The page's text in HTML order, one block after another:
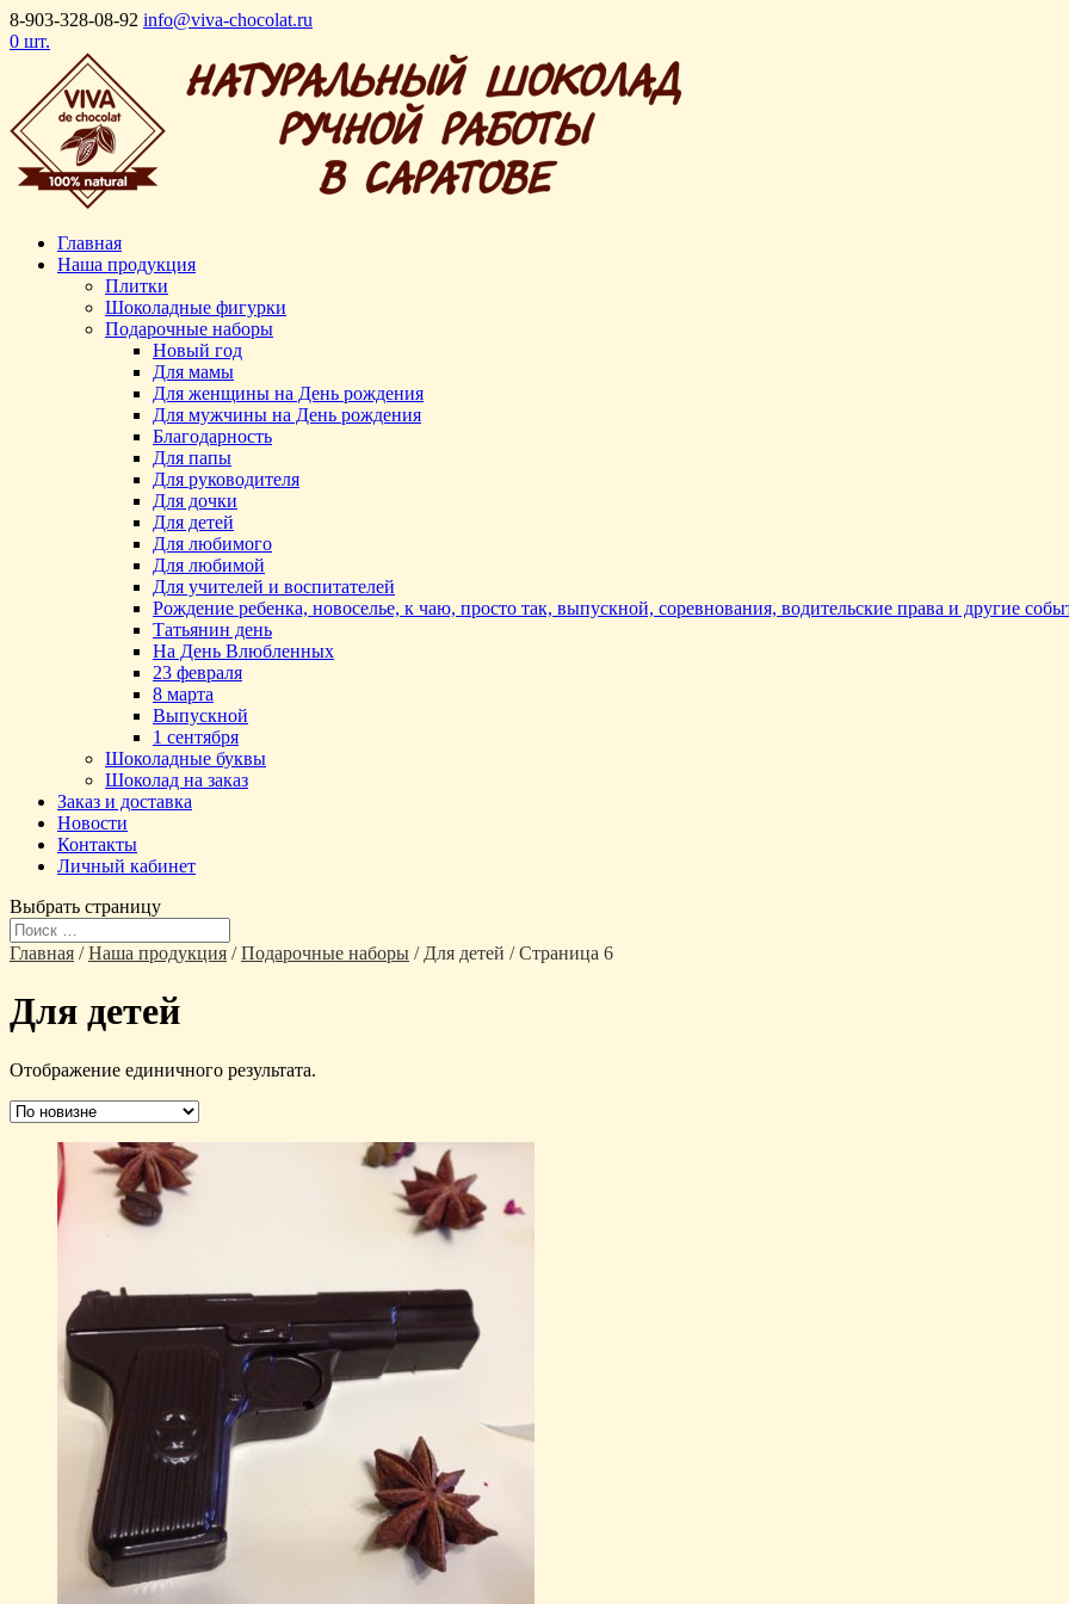
8-903-328-08-92 info@viva-chocolat.ru
0 шт.
Главная
Наша продукция
Плитки
Шоколадные фигурки
Подарочные наборы
Новый год
Для мамы
Для женщины на День рождения
Для мужчины на День рождения
Благодарность
Для папы
Для руководителя
Для дочки
Для детей
Для любимого
Для любимой
Для учителей и воспитателей
Рождение ребенка, новоселье, к чаю, просто так, выпускной, соревнования, водительские права и другие
Татьянин день
На День Влюбленных
23 февраля
8 марта
Выпускной
1 сентября
Шоколадные буквы
Шоколад на заказ
Заказ и доставка
Новости
Контакты
Личный кабинет
Выбрать страницу
Главная /Наша продукция /Подарочные наборы / Для детей / Страница 6
Для детей
Отображение единичного результата.